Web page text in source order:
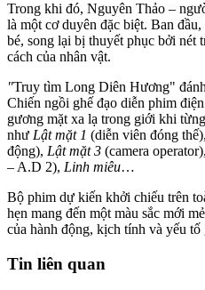
Trong khi đó, Nguyên Thảo –
là một cơ duyên đặc biệt. Ban
bé, song lại bị thuyết phục bởi nét
cách của nhân vật.
"Truy tìm Long Diên Hương"
Chiến ngồi ghế đạo diễn phim
gương mặt xa lạ trong giới khi
như Lật mặt 1 (diễn viên đóng thế),
động), Lật mặt 3 (camera operator),
– A.D 2), Linh miêu…
Bộ phim dự kiến khởi chiếu trên
hẹn mang đến một màu sắc mới
của hành động, kịch tính và yếu tố
Tin liên quan